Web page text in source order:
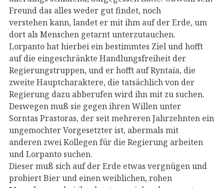
Freund das alles weder gut findet, noch
verstehen kann, landet er mit ihm auf der Erde, um
dort als Menschen getarnt unterzutauchen.
Lorpanto hat hierbei ein bestimmtes Ziel und hofft
auf die eingeschränkte Handlungsfreiheit der
Regierungstruppen, und er hofft auf Ryntaia, die
zweite Hauptcharaktere, die tatsächlich von der
Regierung dazu abberufen wird ihn mit zu suchen.
Deswegen muß sie gegen ihren Willen unter
Sorntas Prastoras, der seit mehreren Jahrzehnten ein
ungemochter Vorgesetzter ist, abermals mit
anderen zwei Kollegen für die Regierung arbeiten
und Lorpanto suchen.
Dieser muß sich auf der Erde etwas vergnügen und
probiert Bier und einen weiblichen, rohen